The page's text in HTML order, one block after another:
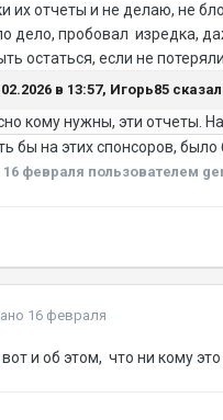
их отчеты и не делаю, не
дело, пробовал изредка,
остаться, если не
в 13:57, Игорь85
кому нужны, эти отчеты.
бы на этих спонсоров, было
16 февраля пользователем
16 февраля
вот и об этом, что ни кому